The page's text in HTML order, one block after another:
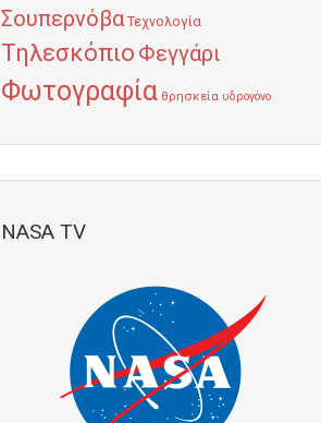
Σουπερνόβα Τεχνολογία
Τηλεσκόπιο Φεγγάρι
Φωτογραφία θρησκεία υδρογόνο
NASA TV